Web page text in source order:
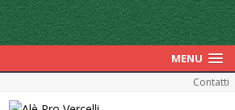
MENU
Contatti